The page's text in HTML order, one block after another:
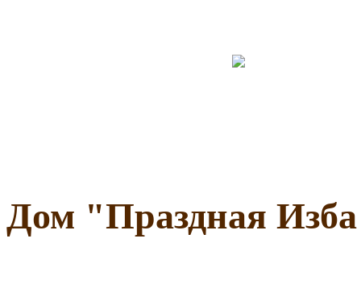
Дом "Праздная Изба